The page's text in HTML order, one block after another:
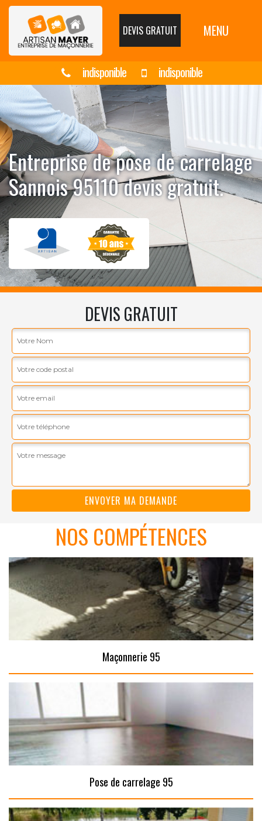
DEVIS GRATUIT MENU
indisponible indisponible
Entreprise de pose de carrelage
Sannois 95110 devis gratuit.
DEVIS GRATUIT
NOS COMPÉTENCES
Maçonnerie 95
Pose de carrelage 95